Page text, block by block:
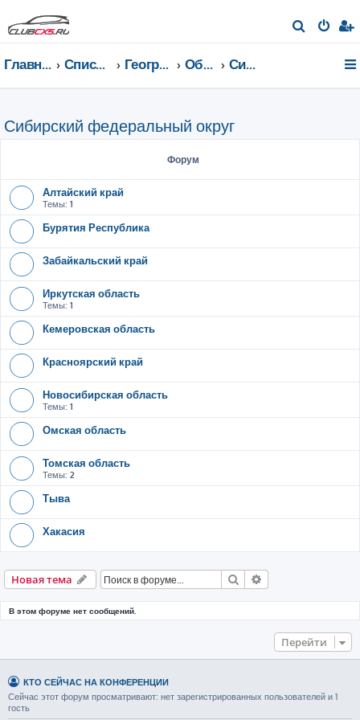
о
Главная страница Список форумов География Клуба CX-5 CLUB Общение по регионам Сибирский федеральный округ
Сибирский федеральный округ
Форум
Алтайский край
Темы: 1
Бурятия Республика
Забайкальский край
Иркутская область
Темы: 1
Кемеровская область
Красноярский край
Новосибирская область
Темы: 1
Омская область
Томская область
Темы: 2
Тыва
Хакасия
Новая тема Поиск
В этом форуме нет сообщений.
Перейти
КТО СЕЙЧАС НА КОНФЕРЕНЦИИ
Сейчас этот форум просматривают: нет зарегистрированных пользователей и 1
гость